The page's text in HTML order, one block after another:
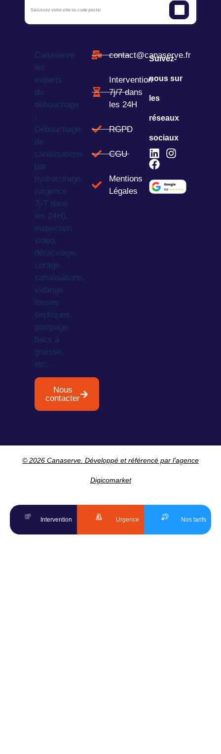
Canaserve
les
experts
du
débouchage
:
Débouchage
de
canalisations
par
hydrocurage
(urgence
7j/7 dans
les 24H),
inspection
vidéo,
déracinage,
curage
canalisations,
vidange
fosses
septiques,
pompage
bacs à
graisse,
etc…
Nous
contacter
contact@canaserve.fr
Intervention
7j/7 dans
les 24H
RGPD
CGU
Mentions
Légales
Suivez-
nous sur
les
réseaux
sociaux
© 2026 Canaserve. Développé et référencé par l'agence
Digicomarket
Intervention Urgence Nos tarifs